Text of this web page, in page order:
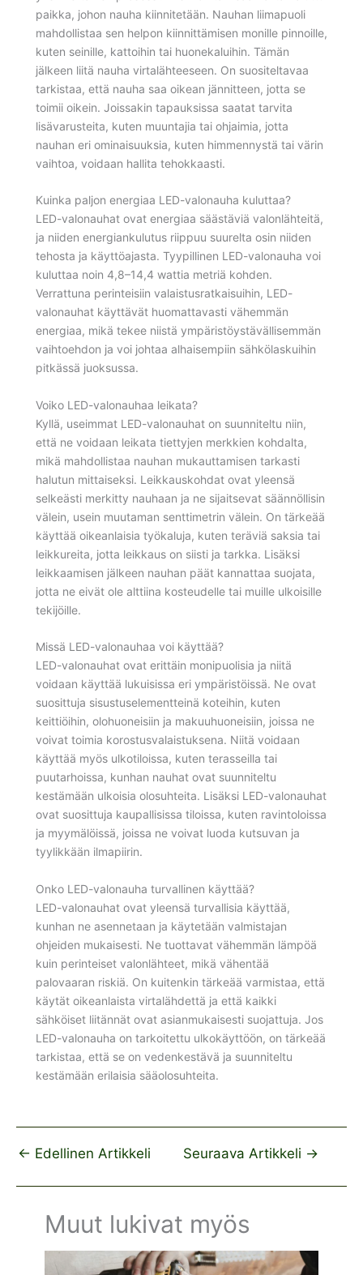
paikka, johon nauha kiinnitetään. Nauhan liimapuoli
mahdollistaa sen helpon kiinnittämisen monille pinnoille,
kuten seinille, kattoihin tai huonekaluihin. Tämän
jälkeen liitä nauha virtalähteeseen. On suositeltavaa
tarkistaa, että nauha saa oikean jännitteen, jotta se
toimii oikein. Joissakin tapauksissa saatat tarvita
lisävarusteita, kuten muuntajia tai ohjaimia, jotta
nauhan eri ominaisuuksia, kuten himmennystä tai värin
vaihtoa, voidaan hallita tehokkaasti.
Kuinka paljon energiaa LED-valonauha kuluttaa?
LED-valonauhat ovat energiaa säästäviä valonlähteitä,
ja niiden energiankulutus riippuu suurelta osin niiden
tehosta ja käyttöajasta. Tyypillinen LED-valonauha voi
kuluttaa noin 4,8–14,4 wattia metriä kohden.
Verrattuna perinteisiin valaistusratkaisuihin, LED-
valonauhat käyttävät huomattavasti vähemmän
energiaa, mikä tekee niistä ympäristöystävällisemmän
vaihtoehdon ja voi johtaa alhaisempiin sähkölaskuihin
pitkässä juoksussa.
Voiko LED-valonauhaa leikata?
Kyllä, useimmat LED-valonauhat on suunniteltu niin,
että ne voidaan leikata tiettyjen merkkien kohdalta,
mikä mahdollistaa nauhan mukauttamisen tarkasti
halutun mittaiseksi. Leikkauskohdat ovat yleensä
selkeästi merkitty nauhaan ja ne sijaitsevat säännöllisin
välein, usein muutaman senttimetrin välein. On tärkeää
käyttää oikeanlaisia työkaluja, kuten teräviä saksia tai
leikkureita, jotta leikkaus on siisti ja tarkka. Lisäksi
leikkaamisen jälkeen nauhan päät kannattaa suojata,
jotta ne eivät ole alttiina kosteudelle tai muille ulkoisille
tekijöille.
Missä LED-valonauhaa voi käyttää?
LED-valonauhat ovat erittäin monipuolisia ja niitä
voidaan käyttää lukuisissa eri ympäristöissä. Ne ovat
suosittuja sisustuselementteinä koteihin, kuten
keittiöihin, olohuoneisiin ja makuuhuoneisiin, joissa ne
voivat toimia korostusvalaistuksena. Niitä voidaan
käyttää myös ulkotiloissa, kuten terasseilla tai
puutarhoissa, kunhan nauhat ovat suunniteltu
kestämään ulkoisia olosuhteita. Lisäksi LED-valonauhat
ovat suosittuja kaupallisissa tiloissa, kuten ravintoloissa
ja myymälöissä, joissa ne voivat luoda kutsuvan ja
tyylikkään ilmapiirin.
Onko LED-valonauha turvallinen käyttää?
LED-valonauhat ovat yleensä turvallisia käyttää,
kunhan ne asennetaan ja käytetään valmistajan
ohjeiden mukaisesti. Ne tuottavat vähemmän lämpöä
kuin perinteiset valonlähteet, mikä vähentää
palovaaran riskiä. On kuitenkin tärkeää varmistaa, että
käytät oikeanlaista virtalähdettä ja että kaikki
sähköiset liitännät ovat asianmukaisesti suojattuja. Jos
LED-valonauha on tarkoitettu ulkokäyttöön, on tärkeää
tarkistaa, että se on vedenkestävä ja suunniteltu
kestämään erilaisia sääolosuhteita.
← Edellinen Artikkeli Seuraava Artikkeli →
Muut lukivat myös